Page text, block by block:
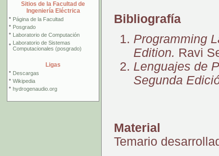
Sitios de la Facultad de
Ingeniería Eléctrica
° Página de la Facultad
° Posgrado
° Laboratorio de Computación
° Laboratorio de Sistemas
Computacionales (posgrado)
Ligas
° Descargas
° Wikipedia
° hydrogenaudio.org
Bibliografía
Programming
Edition. Ravi
Lenguajes de
Segunda
Material
Temario